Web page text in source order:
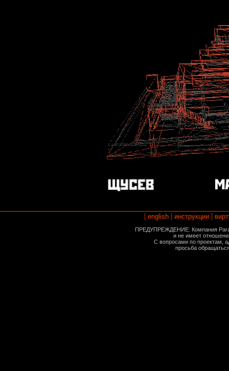
| english| инструкции|
ПРЕДУПРЕЖДЕНИЕ: Компания
и не имеет
С вопросами по проектам,
просьба